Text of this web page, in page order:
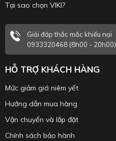
Tại sao chọn VIKI?
Giải đáp thắc mắc khiếu nại
0933320468 (8h00 - 20h00)
HỖ TRỢ KHÁCH HÀNG
Mức giảm giá niêm yết
Hướng dẫn mua hàng
Vận chuyển và lắp đặt
Chính sách bảo hành